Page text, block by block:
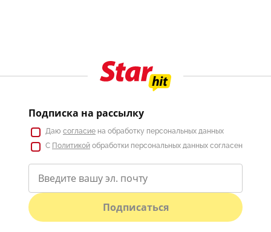
Подписка на рассылку
Даю согласие на обработку персональных данных
С Политикой обработки персональных данных согласен
Подписаться